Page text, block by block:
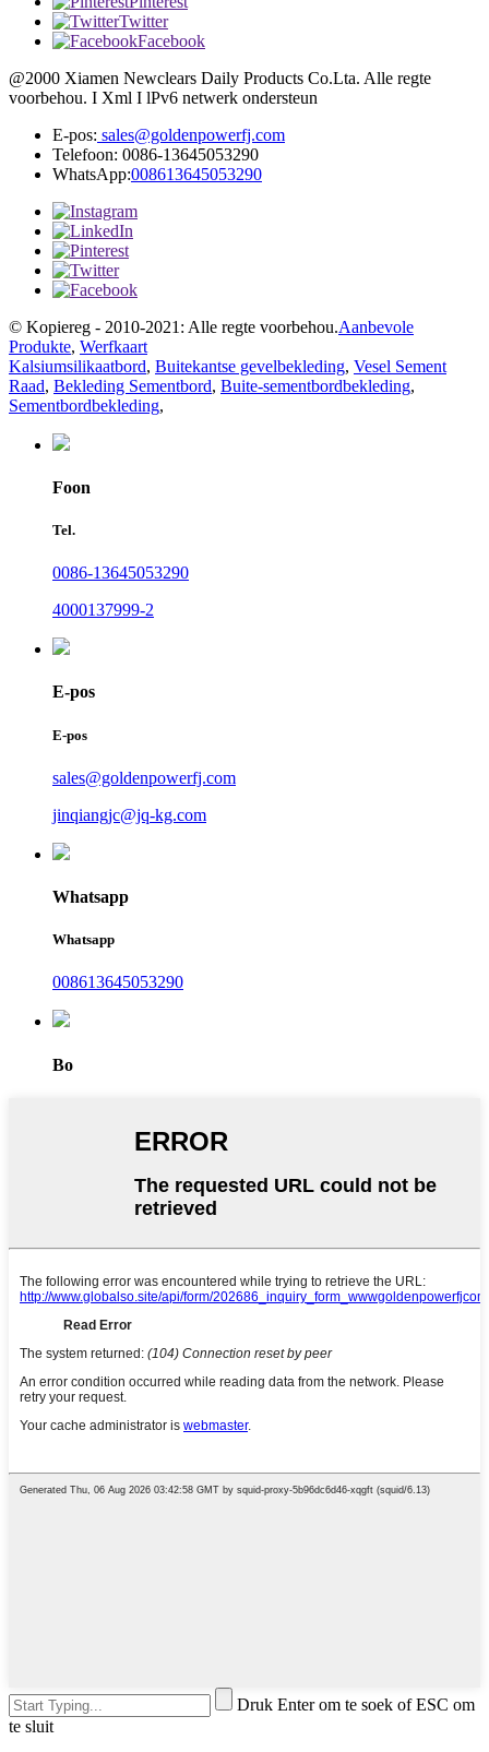
Twitter
Facebook
@2000 Xiamen Newclears Daily Products Co.Lta. Alle regte
voorbehou. I Xml I lPv6 netwerk ondersteun
E-pos: sales@goldenpowerfj.com
Telefoon: 0086-13645053290
WhatsApp:008613645053290
© Kopiereg - 2010-2021: Alle regte voorbehou.Aanbevole
Produkte, Werfkaart
Kalsiumsilikaatbord, Buitekantse gevelbekleding, Vesel Sement
Raad, Bekleding Sementbord, Buite-sementbordbekleding,
Sementbordbekleding,
Foon
Tel.
0086-13645053290
4000137999-2
E-pos
E-pos
sales@goldenpowerfj.com
jinqiangjc@jq-kg.com
Whatsapp
Whatsapp
008613645053290
Bo
Druk Enter om te soek of ESC om
te sluit